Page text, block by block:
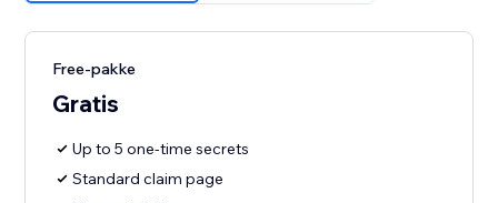
Free-pakke
Gratis
Up to 5 one-time secrets
Standard claim page